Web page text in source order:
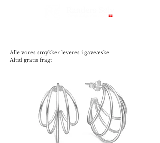
Alle vores smykker leveres i gaveæske
Altid gratis fragt